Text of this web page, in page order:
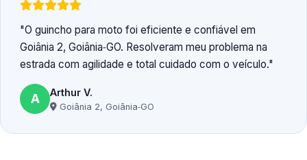
O guincho para moto foi eficiente e confiável em
Goiânia 2, Goiânia‑GO. Resolveram meu problema na
estrada com agilidade e total cuidado com o veículo.
A Arthur V.
Goiânia 2, Goiânia‑GO